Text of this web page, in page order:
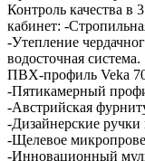
Контроль качества в
кабинет: -
-Утепление
водосточная система.
ПВХ-профиль Veka
-Пятикамерный
-Австрийская
-Дизайнерские ручки
-Щелевое
-Инновационный